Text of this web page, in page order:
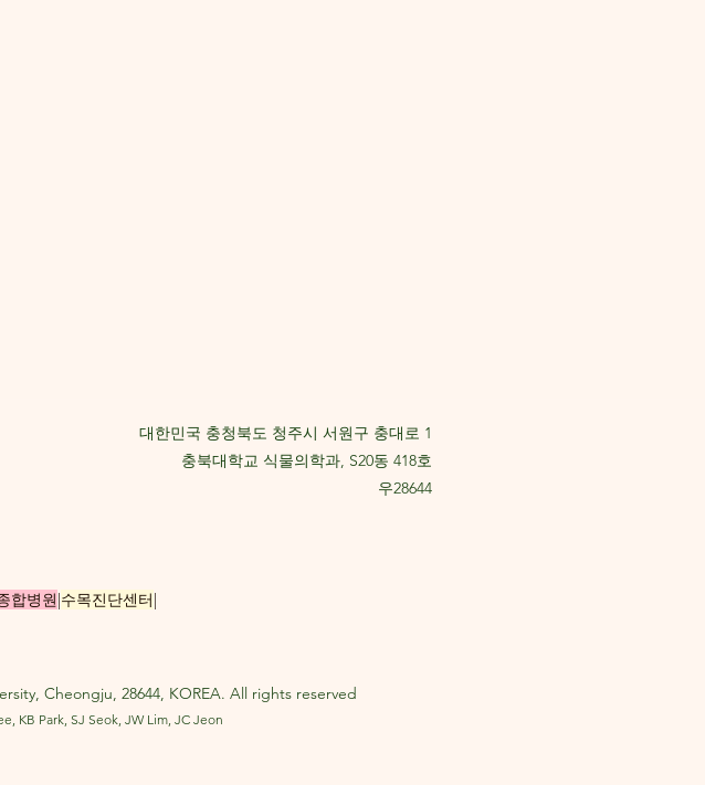
대한민국 충청북도 청주시 서원구 충대로 1
충북대학교 식물의학과, S20동 418호
우28644
합병원|수목진단센터|
Cheongju, 28644, KOREA. All rights reserved
KB Park, SJ Seok, JW Lim, JC Jeon